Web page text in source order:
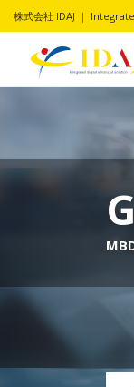
株式会社 IDAJ ｜